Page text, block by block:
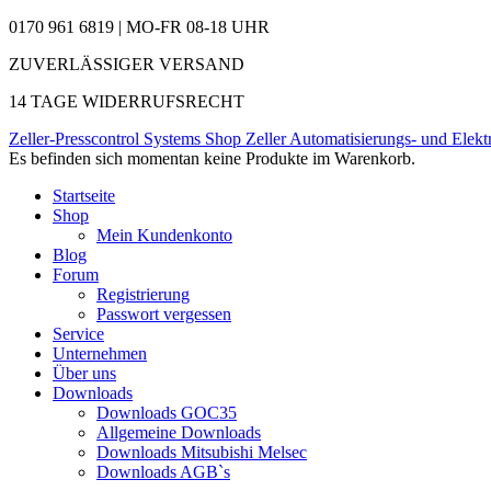
0170 961 6819 | MO-FR 08-18 UHR
ZUVERLÄSSIGER VERSAND
14 TAGE WIDERRUFSRECHT
Zeller-Presscontrol Systems Shop Zeller Automatisierungs- und
Es befinden sich momentan keine Produkte im Warenkorb.
Startseite
Shop
Mein Kundenkonto
Blog
Forum
Registrierung
Passwort vergessen
Service
Unternehmen
Über uns
Downloads
Downloads GOC35
Allgemeine Downloads
Downloads Mitsubishi Melsec
Downloads AGB`s